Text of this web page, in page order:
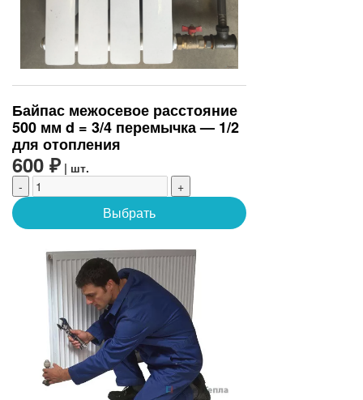
Байпас межосевое расстояние
500 мм d = 3/4 перемычка — 1/2
для отопления
600 ₽ | шт.
-
+
Выбрать